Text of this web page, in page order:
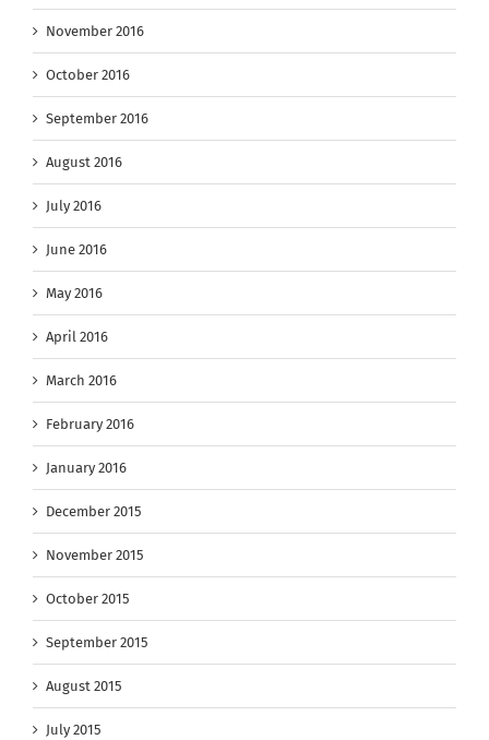
November 2016
October 2016
September 2016
August 2016
July 2016
June 2016
May 2016
April 2016
March 2016
February 2016
January 2016
December 2015
November 2015
October 2015
September 2015
August 2015
July 2015